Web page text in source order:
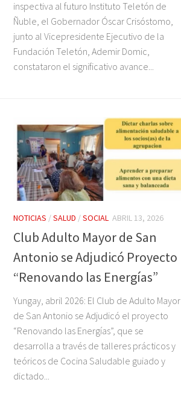
inspectiva al futuro Instituto Teletón de
Ñuble, el Gobernador Óscar Crisóstomo,
junto al Vicepresidente Ejecutivo de la
Fundación Teletón, Ademir Domic,
constataron el significativo avance...
NOTICIAS /SALUD /SOCIAL ABRIL 13, 2026
Club Adulto Mayor de San
Antonio se Adjudicó Proyecto
“Renovando las Energías”
Yungay, abril 2026: El Club de Adulto Mayor
de San Antonio se Adjudicó el proyecto
“Renovando las Energías”, que se
desarrolla a través de talleres prácticos y
teóricos de Cocina Saludable guiado y
dictado...